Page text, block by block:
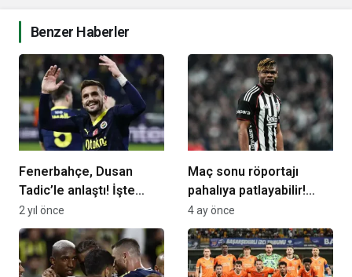
Benzer Haberler
Fenerbahçe, Dusan
Tadic’le anlaştı! İşte
sözleşme süresi ve yıllık
ücreti…
2 yıl önce
Maç sonu röportajı
pahalıya patlayabilir!
Emmanuel Agbadou,
PFDK’ya sevk edildi
4 ay önce